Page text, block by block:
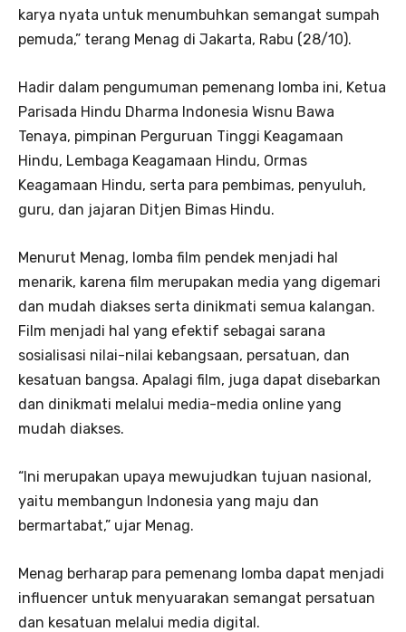
karya nyata untuk menumbuhkan semangat sumpah
pemuda,” terang Menag di Jakarta, Rabu (28/10).
Hadir dalam pengumuman pemenang lomba ini, Ketua
Parisada Hindu Dharma Indonesia Wisnu Bawa
Tenaya, pimpinan Perguruan Tinggi Keagamaan
Hindu, Lembaga Keagamaan Hindu, Ormas
Keagamaan Hindu, serta para pembimas, penyuluh,
guru, dan jajaran Ditjen Bimas Hindu.
Menurut Menag, lomba film pendek menjadi hal
menarik, karena film merupakan media yang digemari
dan mudah diakses serta dinikmati semua kalangan.
Film menjadi hal yang efektif sebagai sarana
sosialisasi nilai-nilai kebangsaan, persatuan, dan
kesatuan bangsa. Apalagi film, juga dapat disebarkan
dan dinikmati melalui media-media online yang
mudah diakses.
“Ini merupakan upaya mewujudkan tujuan nasional,
yaitu membangun Indonesia yang maju dan
bermartabat,” ujar Menag.
Menag berharap para pemenang lomba dapat menjadi
influencer untuk menyuarakan semangat persatuan
dan kesatuan melalui media digital.